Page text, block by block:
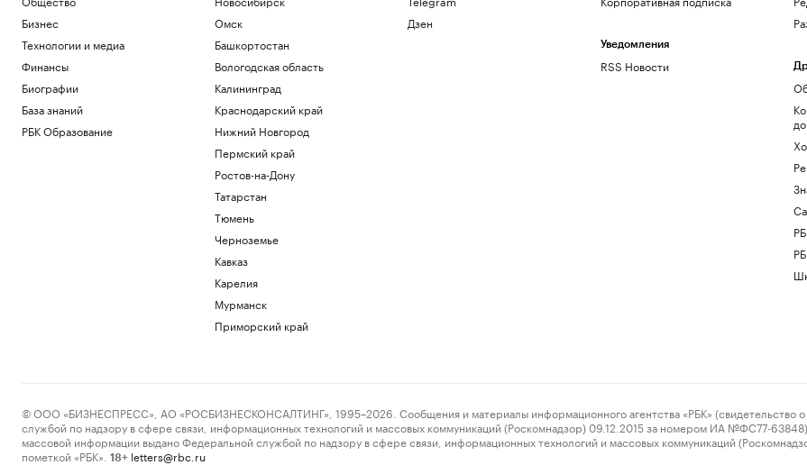
Бизнес
Технологии и медиа
Финансы
Биографии
База знаний
РБК Образование
Омск
Башкортостан
Вологодская область
Калининград
Краснодарский край
Нижний Новгород
Пермский край
Ростов-на-Дону
Татарстан
Тюмень
Черноземье
Кавказ
Карелия
Мурманск
Приморский край
Дзен
Уведомления
RSS Новости
© ООО «БИЗНЕСПРЕСС», АО «РОСБИЗНЕСКОНСАЛТИНГ», 1995–2026. Сообщения и материалы информационного агентства «РБК» (свидетельство о
службой по надзору в сфере связи, информационных технологий и массовых коммуникаций (Роскомнадзор) 09.12.2015 за номером ИА №ФС77-63848)
массовой информации выдано Федеральной службой по надзору в сфере связи, информационных технологий и массовых коммуникаций
пометкой «РБК».
18+ letters@rbc.ru